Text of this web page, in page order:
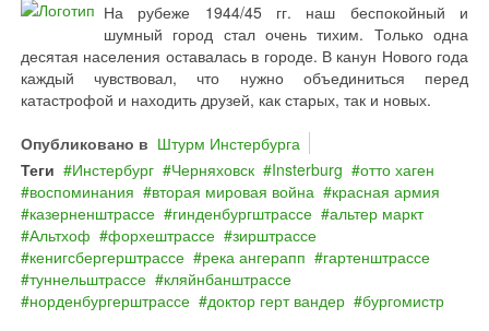
На рубеже 1944/45 гг. наш беспокойный и
шумный город стал очень тихим. Только одна
десятая населения оставалась в городе. В канун Нового года
каждый чувствовал, что нужно объединиться перед
катастрофой и находить друзей, как старых, так и новых.
Опубликовано в Штурм Инстербурга
Теги
Инстербург Черняховск Insterburg
отто хаген
воспоминания
вторая мировая война
красная армия
казерненштрассе
гинденбургштрассе
альтер маркт
Альтхоф
форхештрассе
зирштрассе
кенигсбергерштрассе
река ангерапп
гартенштрассе
туннельштрассе
кляйнбанштрассе
норденбургерштрассе
доктор герт вандер бургомистр